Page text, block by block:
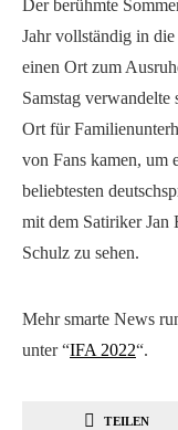
Der berühmte
Jahr vollständig in
einen Ort zum
Samstag verwandelte
Ort für
von Fans kamen, um
beliebtesten
mit dem Satiriker
Schulz zu sehen.
Mehr smarte News
unter “IFA 2022“.
TEILEN